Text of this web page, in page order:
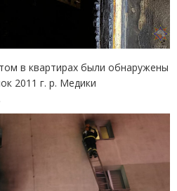
в квартирах были обнаружены
2011 г. р. Медики